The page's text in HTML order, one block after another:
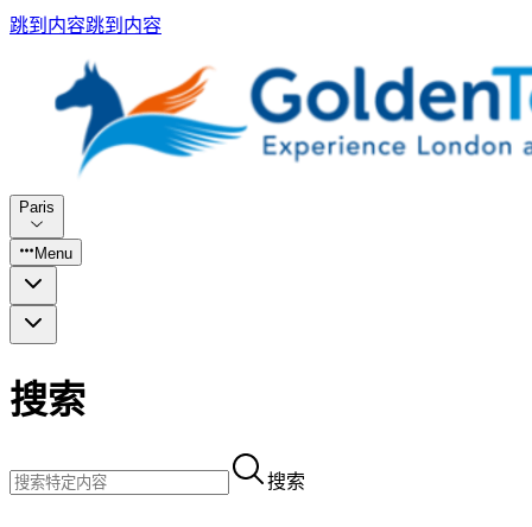
跳到内容跳到内容
Paris
Menu
搜索
搜索